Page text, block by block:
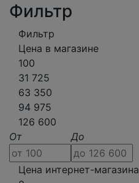
Фильтр
Фильтр
Цена в магазине
100
31 725
63 350
94 975
126 600
От
До
Цена интернет-магазина